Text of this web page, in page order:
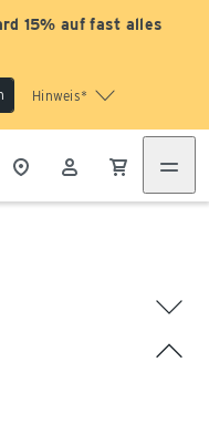
15% auf fast alles
Hinweis*